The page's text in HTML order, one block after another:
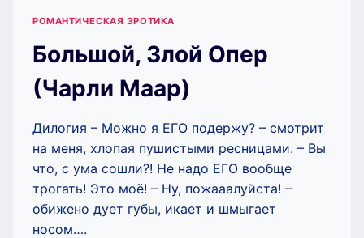
РОМАНТИЧЕСКАЯ ЭРОТИКА
Большой, Злой Опер
(Чарли Маар)
Дилогия – Можно я ЕГО подержу? – смотрит
на меня, хлопая пушистыми ресницами. – Вы
что, с ума сошли?! Не надо ЕГО вообще
трогать! Это моё! – Ну, пожааалуйста! –
обижено дует губы, икает и шмыгает
носом….